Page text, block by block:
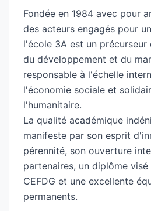
durable.
L’école bénéficie d’une
les domaines de la
du management responsable,
développement alternatif,
humanitaire et de
Les Alumni 3A sont d’abord
citoyens éclairés du monde.
pas trouver de 3Aiens là où
besoin de soutien ainsi que
organisations qui placent
leur modèle de
3A prépare aux Bachelors :
projets de développement
Fondée en 1984 avec pour
des acteurs engagés pour
l'école 3A est un précurseur
du développement et du
responsable à l'échelle
l'économie sociale et
l'humanitaire.
La qualité académique
manifeste par son esprit
pérennité, son ouverture
partenaires, un diplôme
CEFDG et une excellente
permanents.